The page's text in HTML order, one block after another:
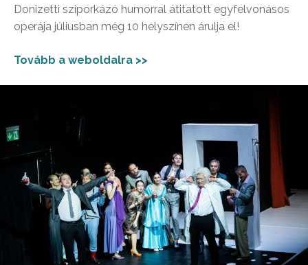
Donizetti sziporkázó humorral átitatott egyfelvonásos
operája júliusban még 10 helyszínen árulja el!
Tovább a weboldalra >>